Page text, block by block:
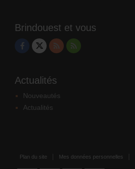
Brindouest et vous
Actualités
Nouveautés
Actualités
Plan du site Mes données personnelles